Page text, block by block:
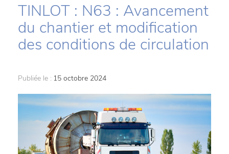
TINLOT : N63 : Avancement
du chantier et modification
des conditions de circulation
Publiée le : 15 octobre 2024